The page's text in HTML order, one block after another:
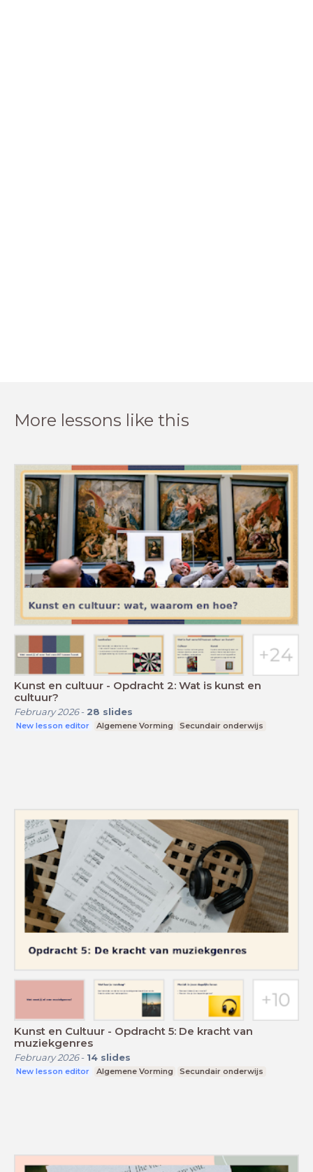
More lessons like this
Kunst en cultuur - Opdracht 2: Wat is kunst en
cultuur?
February 2026- 28 slides
New lesson editor Algemene Vorming Secundair onderwijs
Kunst en Cultuur - Opdracht 5: De kracht van
muziekgenres
February 2026- 14 slides
New lesson editor Algemene Vorming Secundair onderwijs